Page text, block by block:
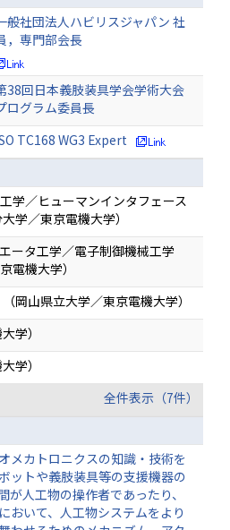
般社団法人ハビリスジャパン 社
，専門部会長
38回日本義肢装具学会学術大会
ログラム委員長
TC168 WG3 Expert
学／ヒューマンインタフェース
学／東京電機大学）
ータ工学／電子制御機械工学
電機大学）
岡山県立大学／東京電機大学）
学）
学）
全件表示（7件）
メカトロニクスの知識・技術を
ットや義肢装具等の支援機器の
人工物の操作者であったり、
おいて、人工物システムをより